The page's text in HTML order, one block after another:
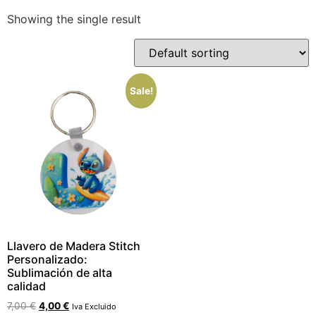
Showing the single result
Sale!
Llavero de Madera Stitch
Personalizado:
Sublimación de alta
calidad
7,00€ 4,00€ Iva Excluido